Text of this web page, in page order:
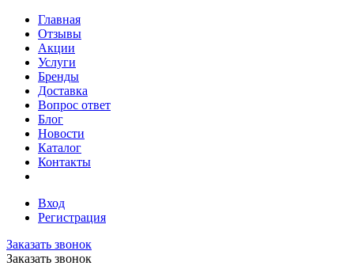
Главная
Отзывы
Акции
Услуги
Бренды
Доставка
Вопрос ответ
Блог
Новости
Каталог
Контакты
Вход
Регистрация
Заказать звонок
Заказать звонок